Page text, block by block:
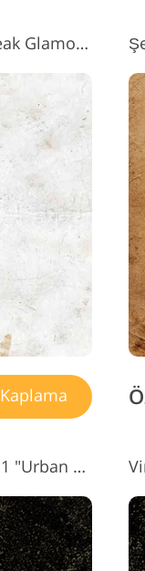
Photoshop #9 için Vintage Kaplamalar "Bleak Glamour"
Ücretsiz Photoshop Vintage Kaplamalar #11 "Urban Atmosphere"